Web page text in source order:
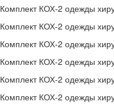
Комплект КОХ-2 одежды
Комплект КОХ-2 одежды
Комплект КОХ-2 одежды
Комплект КОХ-2 одежды
Комплект КОХ-2 одежды
Комплект КОХ-2 одежды